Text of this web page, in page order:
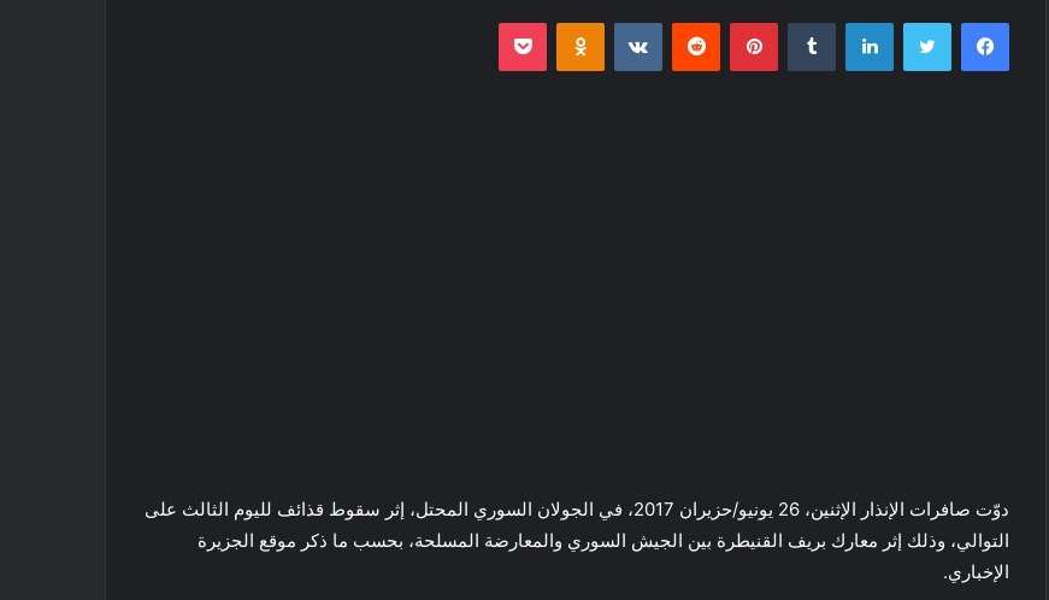
فيسبوك لينكدإن بينتيريست
دوّت صافرات الإنذار الإثنين، 26 يونيو/حزيران 2017، في الجولان السوري المحتل، إثر سقوط قذائف لليوم الثالث على
التوالي، وذلك إثر معارك بريف القنيطرة بين الجيش السوري والمعارضة المسلحة، بحسب ما ذكر موقع الجزيرة
الإخباري.